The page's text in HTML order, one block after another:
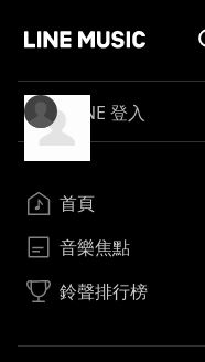
LINE 登入
首頁
音樂焦點
鈴聲排行榜